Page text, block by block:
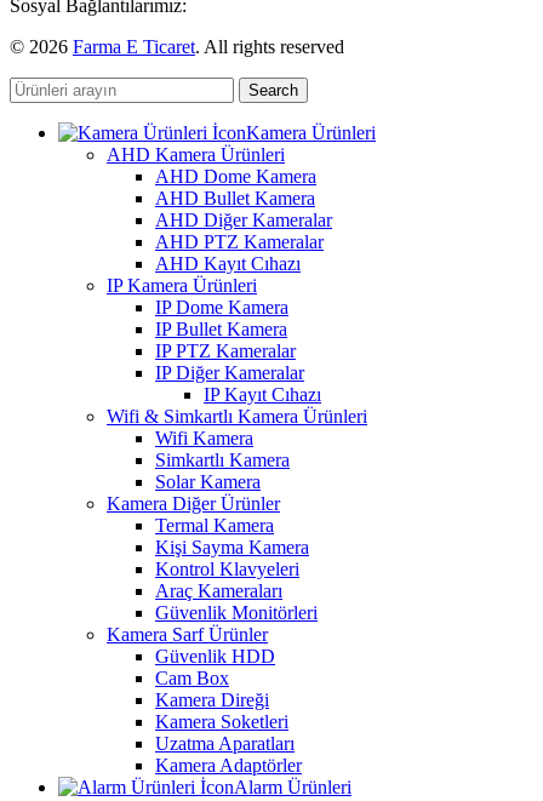
Sosyal Bağlantılarımız:
© 2026 Farma E Ticaret. All rights reserved
Search
Kamera Ürünleri
AHD Kamera Ürünleri
AHD Dome Kamera
AHD Bullet Kamera
AHD Diğer Kameralar
AHD PTZ Kameralar
AHD Kayıt Cıhazı
IP Kamera Ürünleri
IP Dome Kamera
IP Bullet Kamera
IP PTZ Kameralar
IP Diğer Kameralar
IP Kayıt Cıhazı
Wifi & Simkartlı Kamera Ürünleri
Wifi Kamera
Simkartlı Kamera
Solar Kamera
Kamera Diğer Ürünler
Termal Kamera
Kişi Sayma Kamera
Kontrol Klavyeleri
Araç Kameraları
Güvenlik Monitörleri
Kamera Sarf Ürünler
Güvenlik HDD
Cam Box
Kamera Direği
Kamera Soketleri
Uzatma Aparatları
Kamera Adaptörler
Alarm Ürünleri